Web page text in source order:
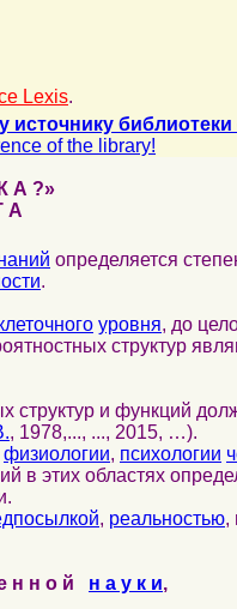
Lexis.
библиотеки
of the library!
А ?»
А
определяется
.
уровня, до
структур
структур и функций
, 1978,..., ..., 2015, …).
физиологии, психологии
в этих областях
, реальностью,
н н о й н а у к и,